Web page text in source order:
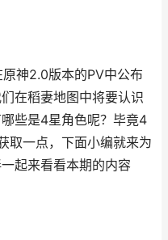
神2.0版本的PV中公布
在稻妻地图中将要认识
些是4星角色呢？毕竟4
取一点，下面小编就来为
起来看看本期的内容